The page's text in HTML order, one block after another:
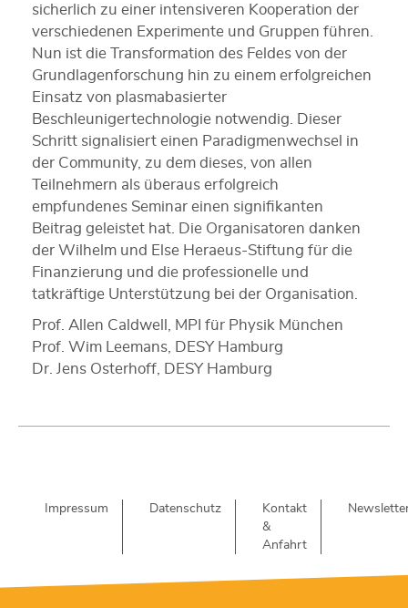
sicherlich zu einer intensiveren Kooperation der
verschiedenen Experimente und Gruppen führen.
Nun ist die Transformation des Feldes von der
Grundlagenforschung hin zu einem erfolgreichen
Einsatz von plasmabasierter
Beschleunigertechnologie notwendig. Dieser
Schritt signalisiert einen Paradigmenwechsel in
der Community, zu dem dieses, von allen
Teilnehmern als überaus erfolgreich
empfundenes Seminar einen signifikanten
Beitrag geleistet hat. Die Organisatoren danken
der Wilhelm und Else Heraeus-Stiftung für die
Finanzierung und die professionelle und
tatkräftige Unterstützung bei der Organisation.
Prof. Allen Caldwell, MPI für Physik München
Prof. Wim Leemans, DESY Hamburg
Dr. Jens Osterhoff, DESY Hamburg
Impressum Datenschutz
Kontakt
&
Anfahrt